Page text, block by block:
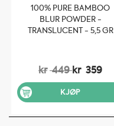
100% PURE BAMBOO
BLUR POWDER -
TRANSLUCENT - 5,5 GR
kr449 kr 359
KJØP